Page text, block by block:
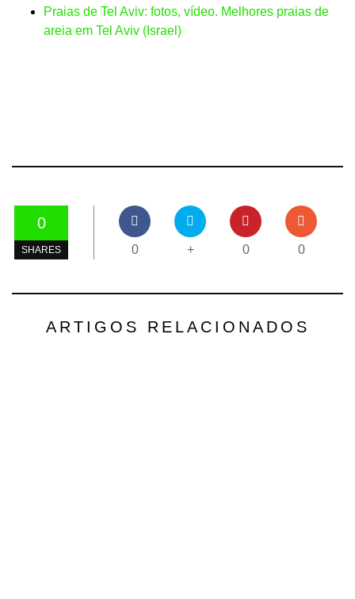
Praias de Tel Aviv: fotos, vídeo. Melhores praias de
areia em Tel Aviv (Israel)
0
SHARES 0 + 0 0
ARTIGOS RELACIONADOS